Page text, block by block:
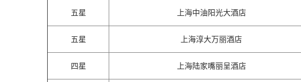
五星
上海中油阳光大酒店
五星
上海淳大万丽酒店
四星
上海陆家嘴丽呈酒店